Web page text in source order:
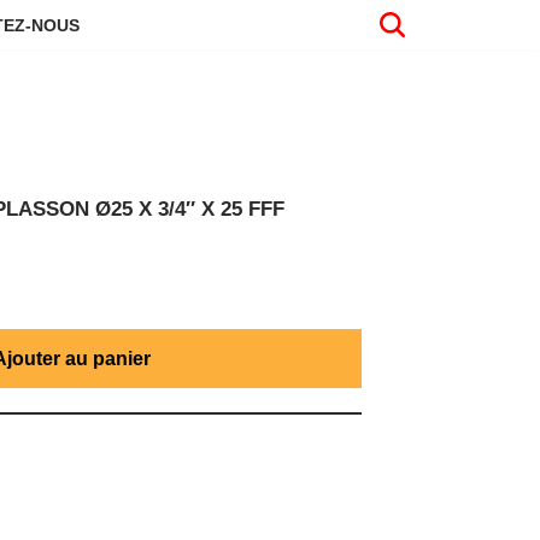
NOUS
Ø25 X 3/4″ X 25 FFF
au panier